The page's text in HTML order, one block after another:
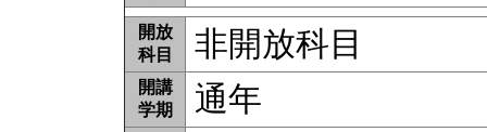
開放
科目
非開放科目
開講
学期
通年